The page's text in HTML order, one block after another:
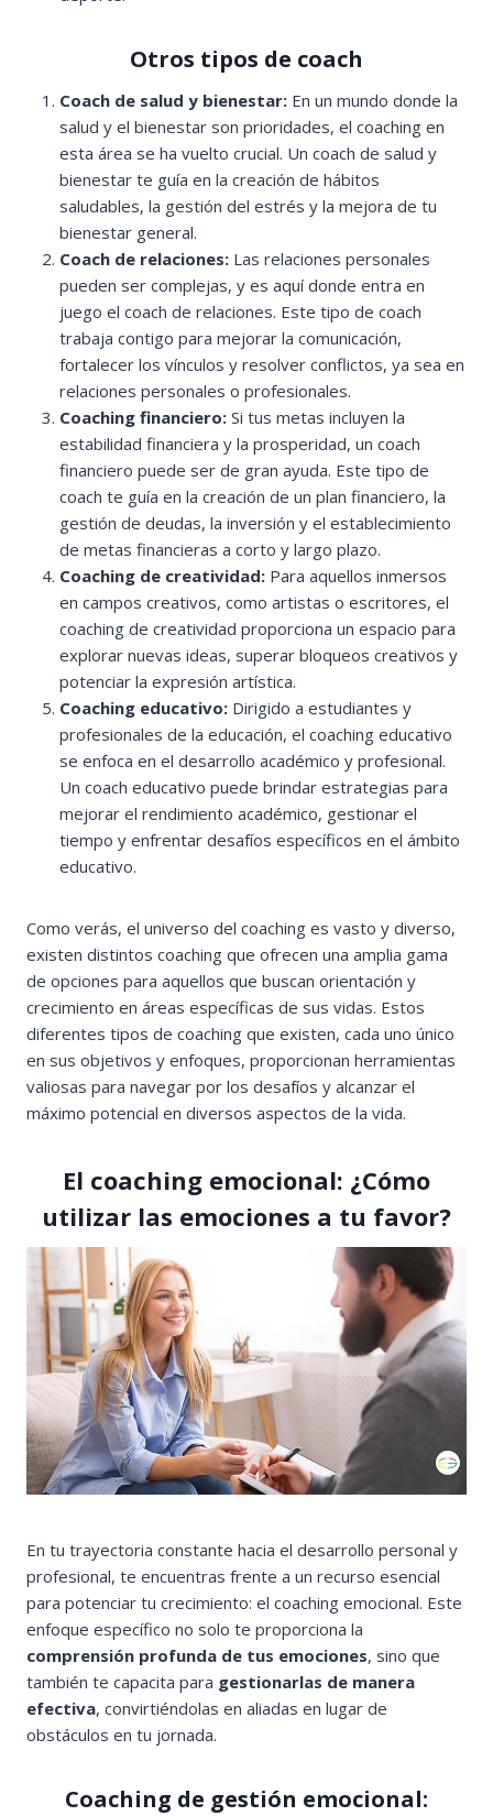
Otros tipos de coach
Coach de salud y bienestar: En un mundo donde la
salud y el bienestar son prioridades, el coaching en
esta área se ha vuelto crucial. Un coach de salud y
bienestar te guía en la creación de hábitos
saludables, la gestión del estrés y la mejora de tu
bienestar general.
Coach de relaciones: Las relaciones personales
pueden ser complejas, y es aquí donde entra en
juego el coach de relaciones. Este tipo de coach
trabaja contigo para mejorar la comunicación,
fortalecer los vínculos y resolver conflictos, ya sea en
relaciones personales o profesionales.
Coaching financiero: Si tus metas incluyen la
estabilidad financiera y la prosperidad, un coach
financiero puede ser de gran ayuda. Este tipo de
coach te guía en la creación de un plan financiero, la
gestión de deudas, la inversión y el establecimiento
de metas financieras a corto y largo plazo.
Coaching de creatividad: Para aquellos inmersos
en campos creativos, como artistas o escritores, el
coaching de creatividad proporciona un espacio para
explorar nuevas ideas, superar bloqueos creativos y
potenciar la expresión artística.
Coaching educativo: Dirigido a estudiantes y
profesionales de la educación, el coaching educativo
se enfoca en el desarrollo académico y profesional.
Un coach educativo puede brindar estrategias para
mejorar el rendimiento académico, gestionar el
tiempo y enfrentar desafíos específicos en el ámbito
educativo.
Como verás, el universo del coaching es vasto y diverso,
existen distintos coaching que ofrecen una amplia gama
de opciones para aquellos que buscan orientación y
crecimiento en áreas específicas de sus vidas. Estos
diferentes tipos de coaching que existen, cada uno único
en sus objetivos y enfoques, proporcionan herramientas
valiosas para navegar por los desafíos y alcanzar el
máximo potencial en diversos aspectos de la vida.
El coaching emocional: ¿Cómo
utilizar las emociones a tu favor?
En tu trayectoria constante hacia el desarrollo personal y
profesional, te encuentras frente a un recurso esencial
para potenciar tu crecimiento: el coaching emocional. Este
enfoque específico no solo te proporciona la
comprensión profunda de tus emociones, sino que
también te capacita para gestionarlas de manera
efectiva, convirtiéndolas en aliadas en lugar de
obstáculos en tu jornada.
Coaching de gestión emocional: